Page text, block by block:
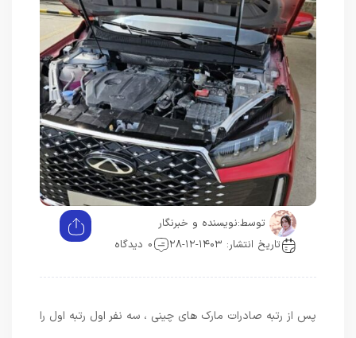
توسط: نویسنده و خبرنگار
تاریخ انتشار: ۱۴۰۳-۱۲-۲۸
0 دیدگاه
پس از رتبه صادرات مارک های چینی ، سه نفر اول رتبه اول را